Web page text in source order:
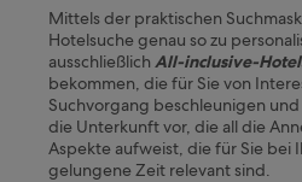
Mittels der praktischen
Hotelsuche genau so zu
ausschließlich All-inclusive-
bekommen, die für Sie von
Suchvorgang beschleunigen
die Unterkunft vor, die all die
Aspekte aufweist, die für Sie bei
gelungene Zeit relevant sind.